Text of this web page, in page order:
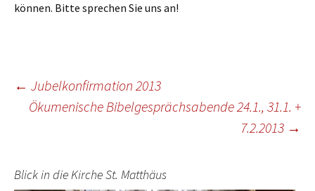
können. Bitte sprechen Sie uns an!
Beitragsnavigation
← Jubelkonfirmation 2013
Ökumenische Bibelgesprächsabende 24.1., 31.1. +
7.2.2013 →
Blick in die Kirche St. Matthäus